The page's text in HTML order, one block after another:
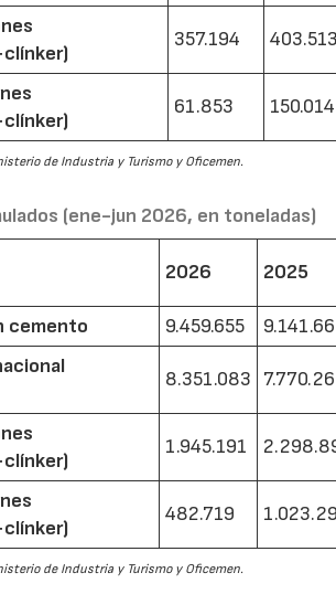
357.194
61.853 150.014
de Industria y Turismo y Oficemen.
(ene-jun 2026, en toneladas)
2026 2025
cemento 9.459.655
8.351.083
1.945.191
482.719
de Industria y Turismo y Oficemen.